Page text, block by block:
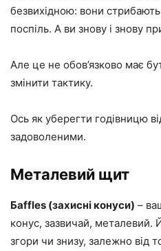
безвихідною: вони
поспіль. А ви знову і знову
Але це не обов’язково має
змінити тактику.
Ось як уберегти годівницю
задоволеними.
Металевий щит
Бaffles (захисні конуси) –
конус, зазвичай, металевий.
згори чи знизу, залежно від